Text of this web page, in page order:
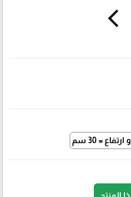
arrow_back_ios